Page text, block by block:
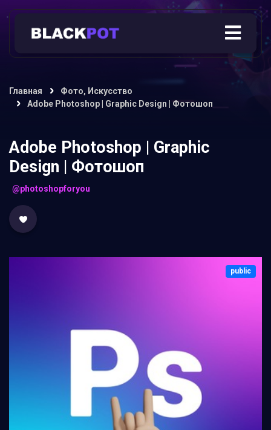
Главная
Фото, Искусство
Adobe Photoshop | Graphic Design | Фотошоп
Adobe Photoshop | Graphic
Design | Фотошоп
@photoshopforyou
public